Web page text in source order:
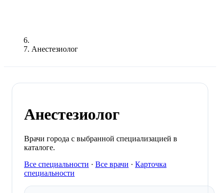
Анестезиолог
Анестезиолог
Врачи города с выбранной специализацией в
каталоге.
Все специальности · Все врачи · Карточка
специальности